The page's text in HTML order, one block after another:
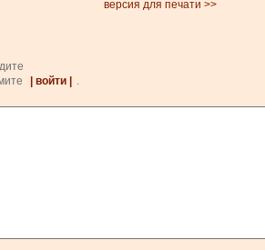
версия для печати >>
| войти |
.